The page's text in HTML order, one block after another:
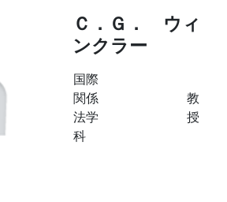
Ｃ．Ｇ． ウィ
ンクラー
国際
関係
法学
科
教
授